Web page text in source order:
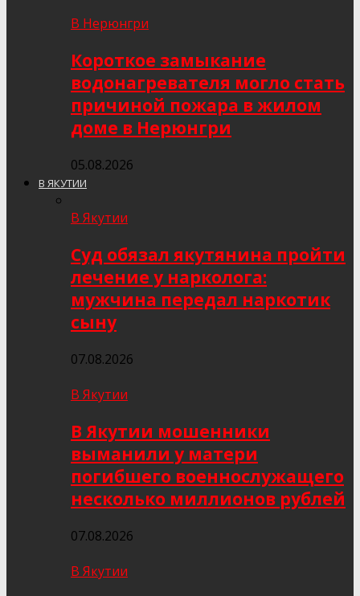
В Нерюнгри
Короткое замыкание
водонагревателя могло стать
причиной пожара в жилом
доме в Нерюнгри
05.08.2026
В ЯКУТИИ
В Якутии
Суд обязал якутянина пройти
лечение у нарколога:
мужчина передал наркотик
сыну
07.08.2026
В Якутии
В Якутии мошенники
выманили у матери
погибшего военнослужащего
несколько миллионов рублей
07.08.2026
В Якутии